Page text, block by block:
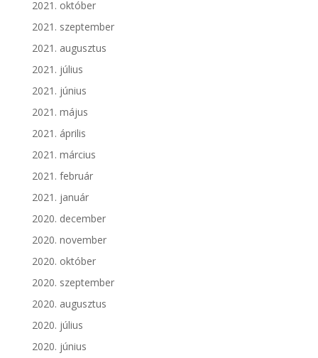
2021. október
2021. szeptember
2021. augusztus
2021. július
2021. június
2021. május
2021. április
2021. március
2021. február
2021. január
2020. december
2020. november
2020. október
2020. szeptember
2020. augusztus
2020. július
2020. június